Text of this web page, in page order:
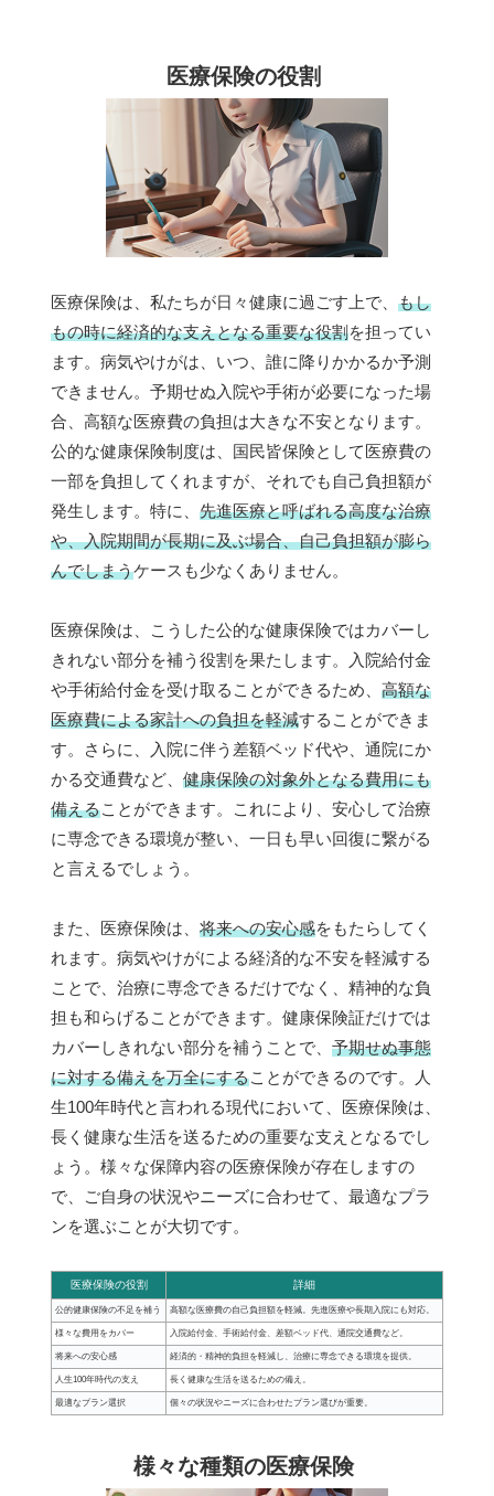
医療保険の役割
医療保険は、私たちが日々健康に過ごす上で、 もし
もの時に経済的な支えとなる重要な役割を担ってい
ます。病気やけがは、いつ、誰に降りかかるか予測
できません。予期せぬ入院や手術が必要になった場
合、高額な医療費の負担は大きな不安となります。
公的な健康保険制度は、国民皆保険として医療費の
一部を負担してくれますが、それでも自己負担額が
発生します。特に、 先進医療と呼ばれる高度な治療
や、入院期間が長期に及ぶ場合、自己負担額が膨ら
んでしまうケースも少なくありません。
医療保険は、こうした公的な健康保険ではカバーし
きれない部分を補う役割を果たします。入院給付金
や手術給付金を受け取ることができるため、 高額な
医療費による家計への負担を軽減することができま
す。さらに、入院に伴う差額ベッド代や、通院にか
かる交通費など、 健康保険の対象外となる費用にも
備えることができます。これにより、安心して治療
に専念できる環境が整い、一日も早い回復に繋がる
と言えるでしょう。
また、医療保険は、 将来への安心感をもたらしてく
れます。病気やけがによる経済的な不安を軽減する
ことで、治療に専念できるだけでなく、精神的な負
担も和らげることができます。健康保険証だけでは
カバーしきれない部分を補うことで、 予期せぬ事態
に対する備えを万全にすることができるのです。人
生100年時代と言われる現代において、医療保険は、
長く健康な生活を送るための重要な支えとなるでし
ょう。様々な保障内容の医療保険が存在しますの
で、ご自身の状況やニーズに合わせて、最適なプラ
ンを選ぶことが大切です。
医療保険の役割 詳細
公的健康保険の不足を補う 高額な医療費の自己負担額を軽減。先進医療や長期入院にも対応。
様々な費用をカバー 入院給付金、手術給付金、差額ベッド代、通院交通費など。
将来への安心感 経済的・精神的負担を軽減し、治療に専念できる環境を提供。
人生100年時代の支え 長く健康な生活を送るための備え。
最適なプラン選択 個々の状況やニーズに合わせたプラン選びが重要。
様々な種類の医療保険